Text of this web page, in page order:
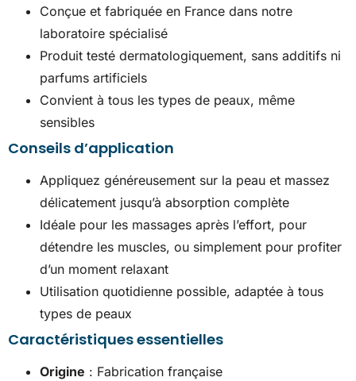
Conçue et fabriquée en France dans notre
laboratoire spécialisé
Produit testé dermatologiquement, sans additifs ni
parfums artificiels
Convient à tous les types de peaux, même
sensibles
Conseils d’application
Appliquez généreusement sur la peau et massez
délicatement jusqu’à absorption complète
Idéale pour les massages après l’effort, pour
détendre les muscles, ou simplement pour profiter
d’un moment relaxant
Utilisation quotidienne possible, adaptée à tous
types de peaux
Caractéristiques essentielles
Origine : Fabrication française